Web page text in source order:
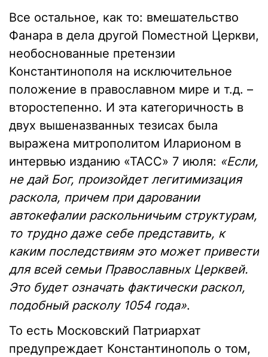
Все остальное, как то: вмешательство
Фанара в дела другой Поместной Церкви,
необоснованные претензии
Константинополя на исключительное
положение в православном мире и т.д. –
второстепенно. И эта категоричность в
двух вышеназванных тезисах была
выражена митрополитом Иларионом в
интервью изданию «ТАСС» 7 июля: «Если,
не дай Бог, произойдет легитимизация
раскола, причем при даровании
автокефалии раскольничьим структурам,
то трудно даже себе представить, к
каким последствиям это может привести
для всей семьи Православных Церквей.
Это будет означать фактически раскол,
подобный расколу 1054 года».
То есть Московский Патриархат
предупреждает Константинополь о том,